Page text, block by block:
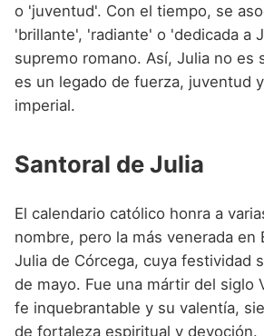
o 'juventud'. Con el tiempo, se
'brillante', 'radiante' o 'dedicada a
supremo romano. Así, Julia no es
es un legado de fuerza, juventud
imperial.
Santoral de Julia
El calendario católico honra a
nombre, pero la más venerada en
Julia de Córcega, cuya festividad
de mayo. Fue una mártir del siglo
fe inquebrantable y su valentía,
de fortaleza espiritual y devoción.